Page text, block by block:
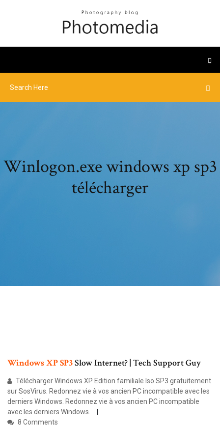
Winlogon.exe windows xp sp3
télécharger
WindowsXPSP3Slow Internet? | Tech Support Guy
Télécharger Windows XP Edition familiale Iso SP3 gratuitement
sur SosVirus. Redonnez vie à vos ancien PC incompatible avec les
derniers Windows. Redonnez vie à vos ancien PC incompatible
avec les derniers Windows.
8 Comments